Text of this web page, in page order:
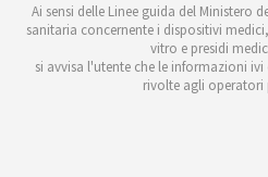
Ai sensi delle Linee guida del Ministero
sanitaria concernente i dispositivi
vitro e presidi
si avvisa l'utente che le informazioni
rivolte agli operatori